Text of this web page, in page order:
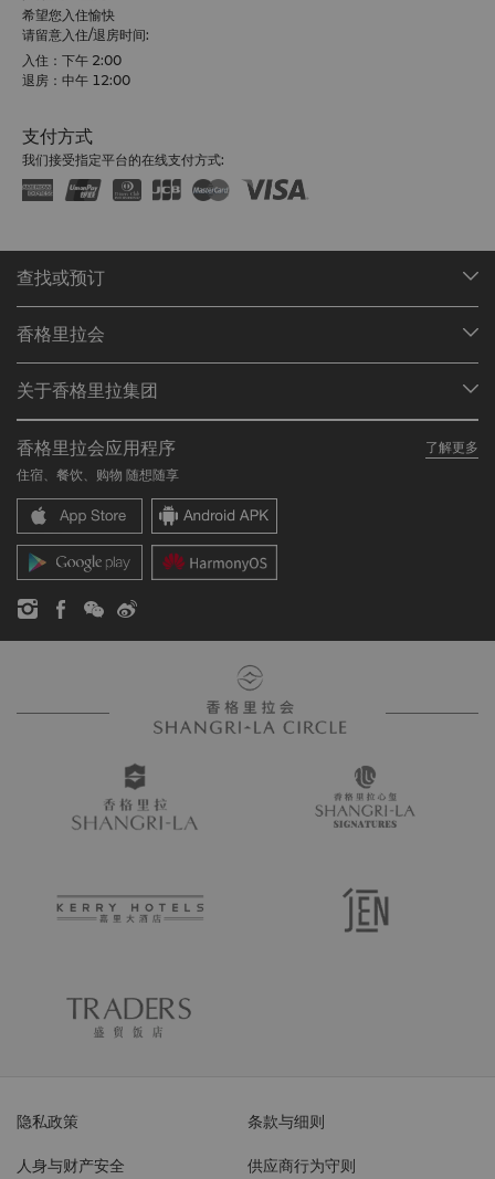
希望您入住愉快
请留意入住/退房时间:
入住：下午 2:00
退房：中午 12:00
支付方式
我们接受指定平台的在线支付方式:
查找或预订
查找预订
餐厅与酒吧
香格里拉会
加入香格里拉会
常见问题
联络我们
关于香格里拉集团
我们的酒店品牌
香格里拉中心
香格里拉公寓
联系方式
职业发展
企业社会责任
新闻稿
香格里拉会应用程序
了解更多
住宿、餐饮、购物 随想随享
隐私政策 条款与细则
人身与财产安全 供应商行为守则